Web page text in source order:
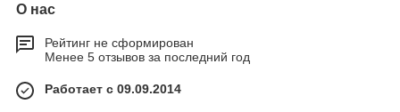
О нас
Рейтинг не сформирован
Менее 5 отзывов за последний год
Работает с 09.09.2014